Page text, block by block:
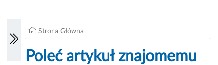
Strona Główna
Poleć artykuł znajomemu